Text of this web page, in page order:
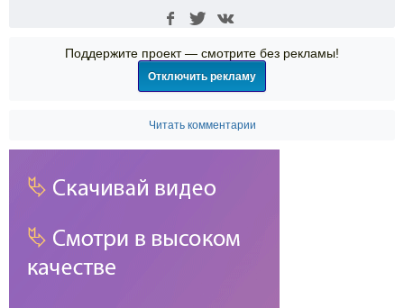
Поддержите проект — смотрите без рекламы!
Отключить рекламу
Читать комментарии